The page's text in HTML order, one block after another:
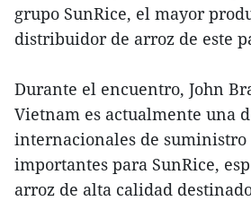
grupo SunRice, el mayor
distribuidor de arroz de este
Durante el encuentro, John
Vietnam es actualmente una
internacionales de suministro
importantes para SunRice,
arroz de alta calidad